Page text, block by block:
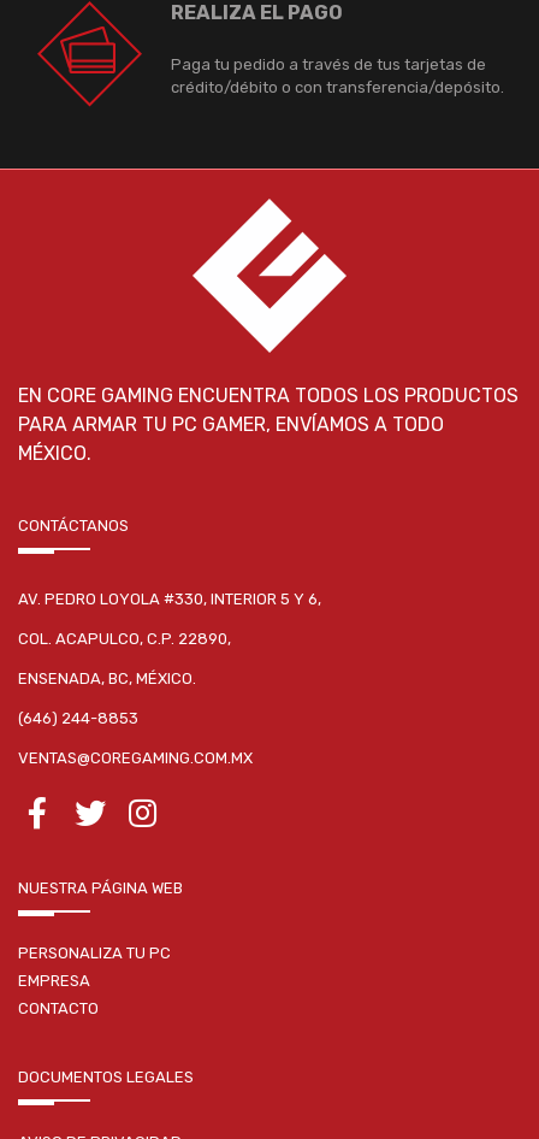
REALIZA EL PAGO
Paga tu pedido a través de tus tarjetas de
crédito/débito o con transferencia/depósito.
EN CORE GAMING ENCUENTRA TODOS LOS PRODUCTOS
PARA ARMAR TU PC GAMER, ENVÍAMOS A TODO
MÉXICO.
CONTÁCTANOS
AV. PEDRO LOYOLA #330, INTERIOR 5 Y 6,
COL. ACAPULCO, C.P. 22890,
ENSENADA, BC, MÉXICO.
(646) 244-8853
VENTAS@COREGAMING.COM.MX
NUESTRA PÁGINA WEB
PERSONALIZA TU PC
EMPRESA
CONTACTO
DOCUMENTOS LEGALES